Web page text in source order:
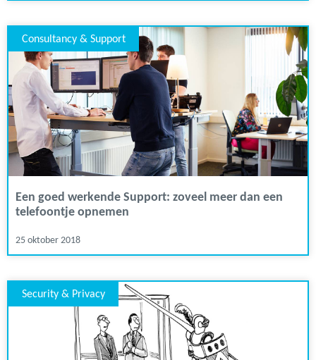
Consultancy & Support
Een goed werkende Support: zoveel meer dan een
telefoontje opnemen
25 oktober 2018
Security & Privacy